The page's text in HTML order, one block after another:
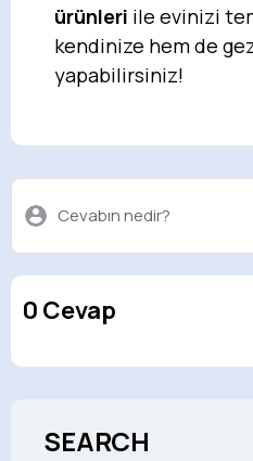
ürünleri ile evinizi
kendinize hem de
yapabilirsiniz!
Cevabın nedir?
0 Cevap
SEARCH